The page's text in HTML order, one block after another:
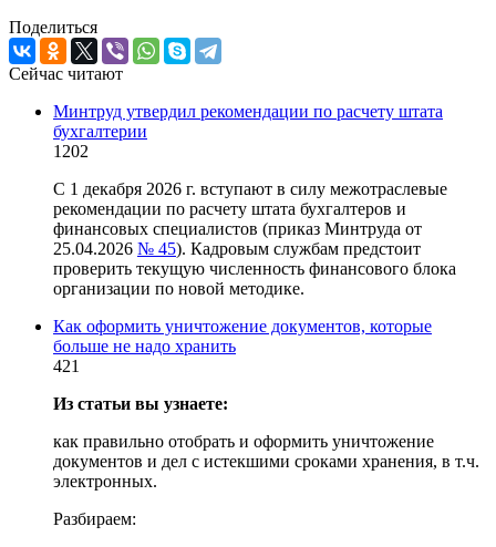
Поделиться
Сейчас читают
Минтруд утвердил рекомендации по расчету штата
бухгалтерии
1202
С 1 декабря 2026 г. вступают в силу межотраслевые
рекомендации по расчету штата бухгалтеров и
финансовых специалистов (приказ Минтруда от
25.04.2026 № 45). Кадровым службам предстоит
проверить текущую численность финансового блока
организации по новой методике.
Как оформить уничтожение документов, которые
больше не надо хранить
421
Из статьи вы узнаете:
как правильно отобрать и оформить уничтожение
документов и дел с истекшими сроками хранения, в т.ч.
электронных.
Разбираем: